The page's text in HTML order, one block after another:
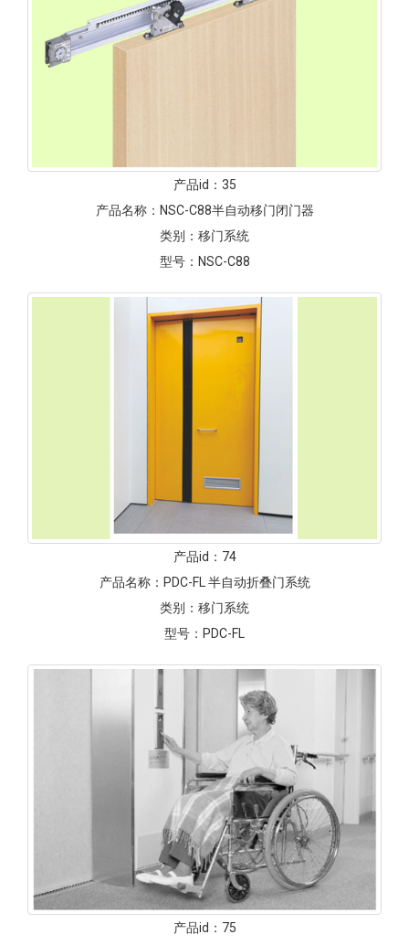
产品id： 35
产品名称： NSC-C88半自动移门闭门器
类别： 移门系统
型号： NSC-C88
产品id： 74
产品名称： PDC-FL 半自动折叠门系统
类别： 移门系统
型号： PDC-FL
产品id： 75